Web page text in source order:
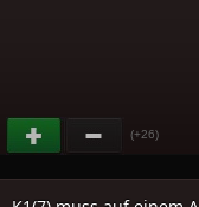
(+26)